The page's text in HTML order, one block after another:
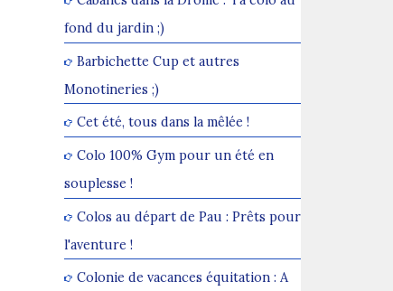
fond du jardin ;)
Barbichette Cup et autres
Monotineries ;)
Cet été, tous dans la mêlée !
Colo 100% Gym pour un été en
souplesse !
Colos au départ de Pau : Prêts pour
l'aventure !
Colonie de vacances équitation : A